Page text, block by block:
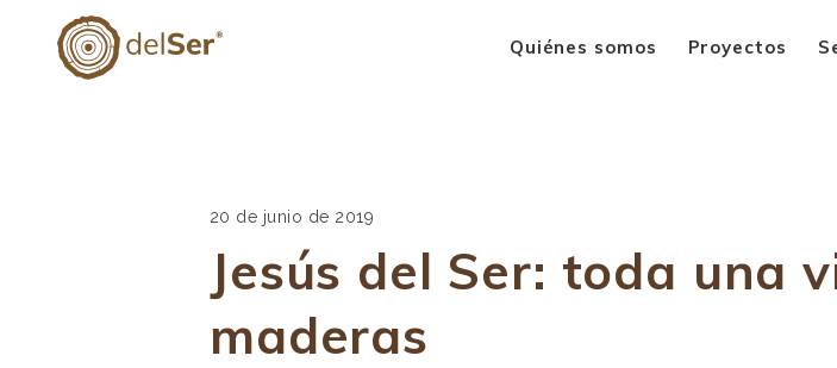
Quiénes somos Proyectos
20 de junio de 2019
Jesús del Ser: toda una
maderas